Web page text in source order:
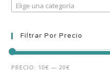
Elige una categoría
Filtrar Por Precio
PRECIO: 10€ —20€